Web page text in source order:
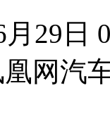
29日
凰网汽